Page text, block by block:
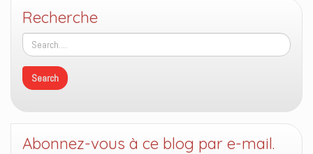
Recherche
Abonnez-vous à ce blog par e-mail.